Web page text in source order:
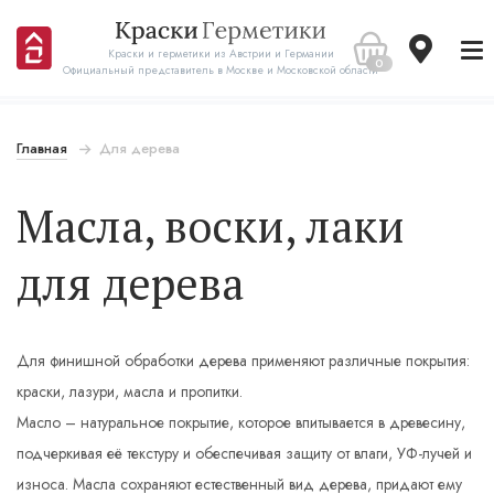
Краски и герметики из Австрии и Германии
Официальный представитель в Москве и Московской области0
Главная Для дерева
Масла, воски, лаки
для дерева
Для финишной обработки дерева применяют различные покрытия:
краски, лазури, масла и пропитки.
Масло – натуральное покрытие, которое впитывается в древесину,
подчеркивая её текстуру и обеспечивая защиту от влаги, УФ-лучей и
износа. Масла сохраняют естественный вид дерева, придают ему